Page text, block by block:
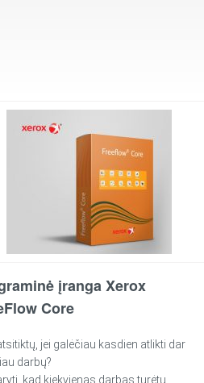
įranga Xerox
Core
jei galėčiau kasdien atlikti dar
darbų?
kad kiekvienas darbas turėtų